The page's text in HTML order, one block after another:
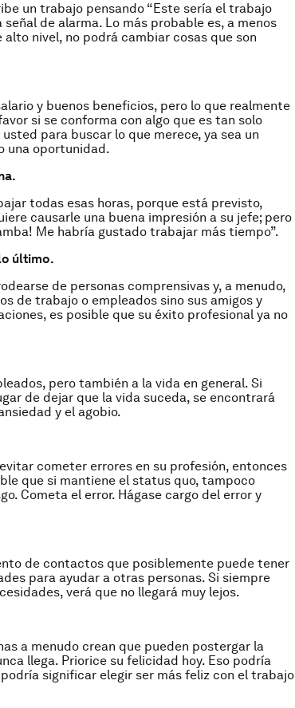
un trabajo pensando “Este sería el trabajo
de alarma. Lo más probable es, a menos
nivel, no podrá cambiar cosas que son
y buenos beneficios, pero lo que realmente
si se conforma con algo que es tan solo
para buscar lo que merece, ya sea un
una oportunidad.
todas esas horas, porque está previsto,
causarle una buena impresión a su jefe; pero
Me habría gustado trabajar más tiempo”.
último.
de personas comprensivas y, a menudo,
de trabajo o empleados sino sus amigos y
es posible que su éxito profesional ya no
pero también a la vida en general. Si
de dejar que la vida suceda, se encontrará
y el agobio.
cometer errores en su profesión, entonces
que si mantiene el status quo, tampoco
Cometa el error. Hágase cargo del error y
de contactos que posiblemente puede tener
para ayudar a otras personas. Si siempre
verá que no llegará muy lejos.
a menudo crean que pueden postergar la
llega. Priorice su felicidad hoy. Eso podría
significar elegir ser más feliz con el trabajo